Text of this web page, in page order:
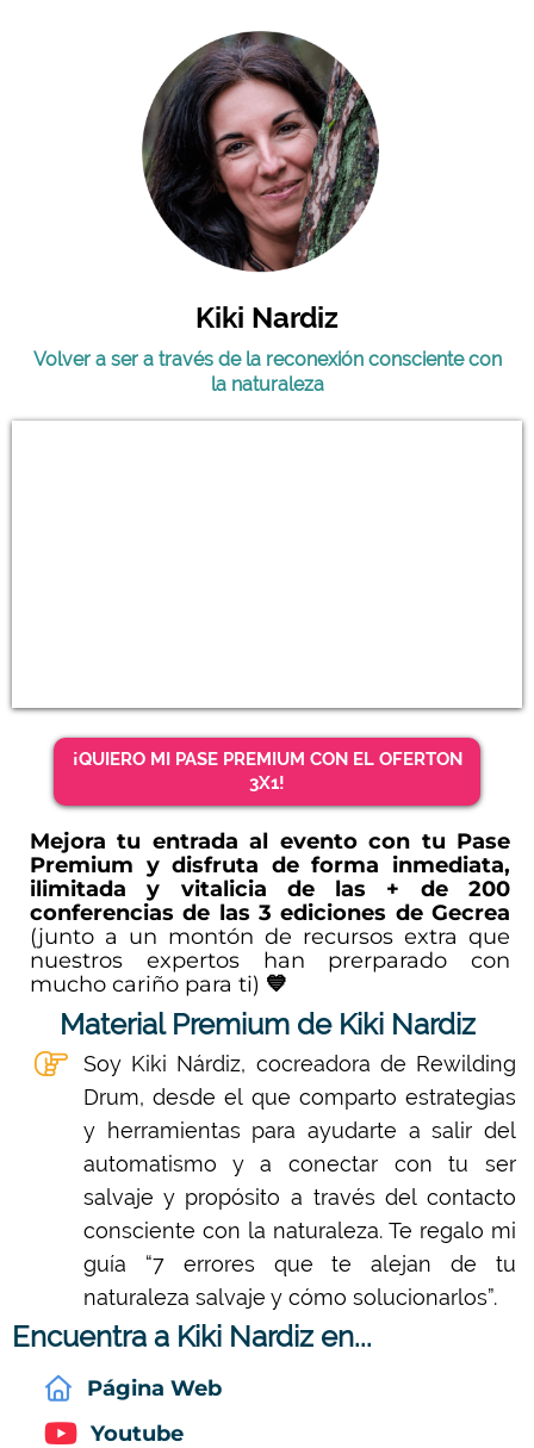
Kiki Nardiz
Volver a ser a través de la reconexión consciente con
la naturaleza
¡QUIERO MI PASE PREMIUM CON EL OFERTON
3X1!
Mejora tu entrada al evento con tu Pase
Premium y disfruta de forma inmediata,
ilimitada y vitalicia de las + de 200
conferencias de las 3 ediciones de Gecrea
(junto a un montón de recursos extra que
nuestros expertos han prerparado con
mucho cariño para ti) 💙
Material Premium de Kiki Nardiz
Soy Kiki Nárdiz, cocreadora de Rewilding
Drum, desde el que comparto estrategias
y herramientas para ayudarte a salir del
automatismo y a conectar con tu ser
salvaje y propósito a través del contacto
consciente con la naturaleza. Te regalo mi
guía “7 errores que te alejan de tu
naturaleza salvaje y cómo solucionarlos”.
Encuentra a Kiki Nardiz en...
Página Web
Youtube